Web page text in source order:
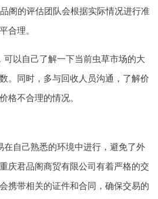
阁的评估团队会根据实际情况进行准
合理。
可以自己了解一下当前虫草市场的大
。同时，多与回收人员沟通，了解价
格不合理的情况。
在自己熟悉的环境中进行，避免了外
庆君品阁商贸有限公司有着严格的交
携带相关的证件和合同，确保交易的